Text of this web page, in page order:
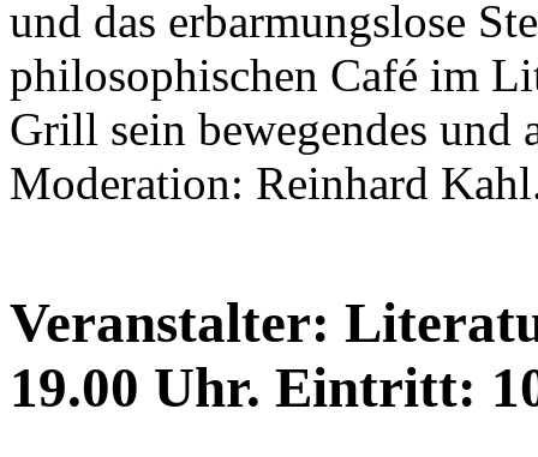
und das erbarmungslose
philosophischen Café im
Grill sein bewegendes und
Moderation: Reinhard
Veranstalter:
19.00 Uhr. Eintritt: